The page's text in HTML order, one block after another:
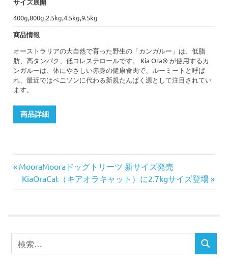
400g,800g,2.5kg,4.5kg,9.5kg
商品情報
オーストラリアの大自然で育った野生の「カンガルー」は、低脂
肪、高タンパク、低コレステロールです。 Kia Ora® が使用するカ
ンガルーは、体にやさしい赤身の健康食肉で、ルーミートと呼ば
れ、最近ではベニソンに代わる新規たんぱく源として注目されてい
ます。
商品詳細
投
稿
ビ
前
の
記
MooraMooraドッグトリーツ 新サイズ発売
次
の
KiaOraCat（キアオラキャット）に2.7kgサイズ登場
検
索
検